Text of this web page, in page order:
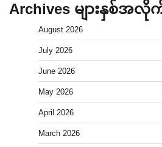
Archives များနှစ်အလို
August 2026
July 2026
June 2026
May 2026
April 2026
March 2026